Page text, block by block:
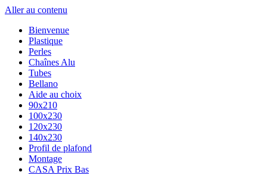
Aller au contenu
Bienvenue
Plastique
Perles
Chaînes Alu
Tubes
Bellano
Aide au choix
90x210
100x230
120x230
140x230
Profil de plafond
Montage
CASA Prix Bas